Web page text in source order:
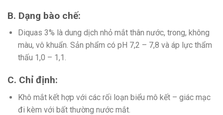
B. Dạng bào chế:
Diquas 3% là dung dịch nhỏ mắt thân nước, trong, không
màu, vô khuẩn. Sản phẩm có pH 7,2 – 7,8 và áp lực thẩm
thấu 1,0 – 1,1.
C. Chỉ định:
Khô mắt kết hợp với các rối loạn biểu mô kết – giác mạc
đi kèm với bất thường nước mắt.